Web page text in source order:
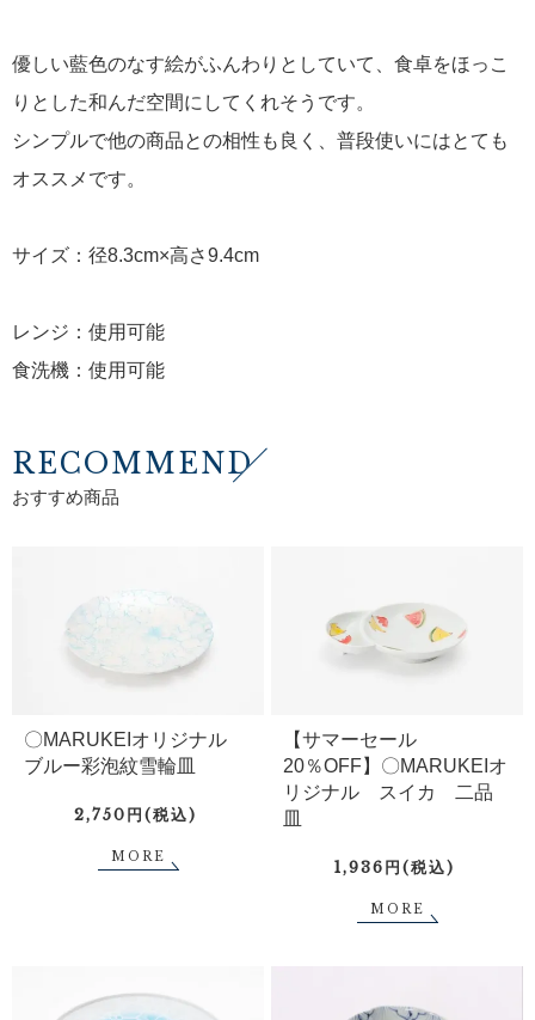
優しい藍色のなす絵がふんわりとしていて、食卓をほっこ
りとした和んだ空間にしてくれそうです。
シンプルで他の商品との相性も良く、普段使いにはとても
オススメです。
サイズ：径8.3cm×高さ9.4cm
レンジ：使用可能
食洗機：使用可能
RECOMMEND
おすすめ商品
〇MARUKEIオリジナル
ブルー彩泡紋雪輪皿
2,750円(税込)
MORE
【サマーセール
20％OFF】〇MARUKEIオ
リジナル スイカ 二品
皿
1,936円(税込)
MORE